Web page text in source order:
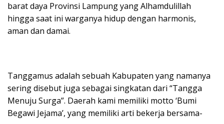
barat daya Provinsi Lampung yang Alhamdulillah
hingga saat ini warganya hidup dengan harmonis,
aman dan damai.
Tanggamus adalah sebuah Kabupaten yang namanya
sering disebut juga sebagai singkatan dari “Tangga
Menuju Surga”. Daerah kami memiliki motto ‘Bumi
Begawi Jejama’, yang memiliki arti bekerja bersama-